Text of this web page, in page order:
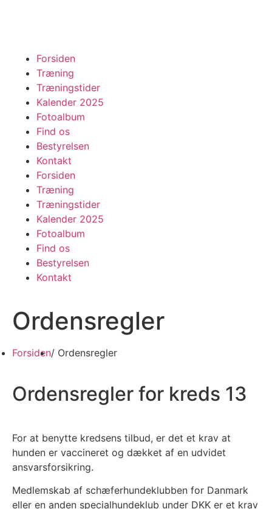
Forsiden
Træning
Træningstider
Kalender 2025
Fotoalbum
Find os
Bestyrelsen
Kontakt
Forsiden
Træning
Træningstider
Kalender 2025
Fotoalbum
Find os
Bestyrelsen
Kontakt
Ordensregler
Forsiden/ Ordensregler
Ordensregler for kreds 13
For at benytte kredsens tilbud, er det et krav at
hunden er vaccineret og dækket af en udvidet
ansvarsforsikring.
Medlemskab af schæferhundeklubben for Danmark
eller en anden specialhundeklub under DKK er et krav